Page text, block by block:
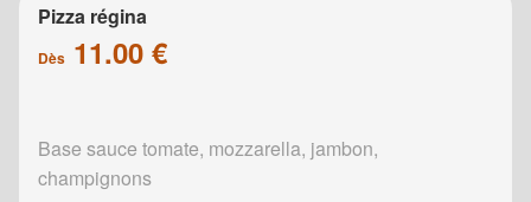
Pizza régina
Dès 11.00 €
Base sauce tomate, mozzarella, jambon,
champignons